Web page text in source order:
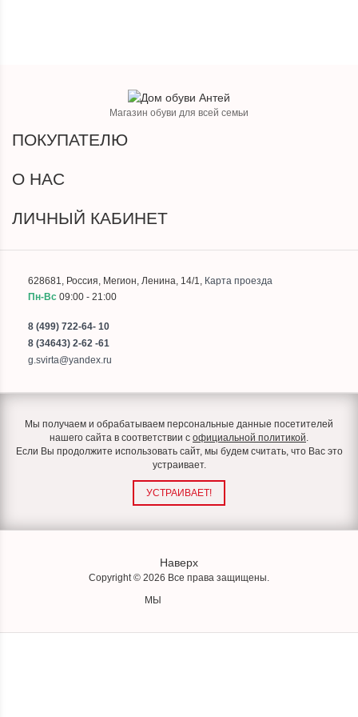
Магазин обуви для всей семьи
ПОКУПАТЕЛЮ
О НАС
ЛИЧНЫЙ КАБИНЕТ
628681 Россия Мегион Ленина, 14/1
Карта проезда
Пн-Вс 09:00 - 21:00
8 (499) 722-64- 10
8 (34643) 2-62 -61
g.svirta@yandex.ru
Мы получаем и обрабатываем персональные данные посетителей
нашего сайта в соответствии с официальной политикой
Если Вы продолжите использовать сайт, мы будем считать, что Вас это
устраивает.
УСТРАИВАЕТ!
Наверх
Copyright © 2026 Все права защищены.
МЫ